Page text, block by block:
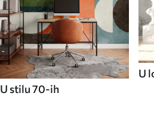
U stilu 70-ih
U